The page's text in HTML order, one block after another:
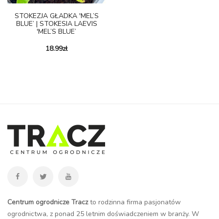
STOKEZJA GŁADKA 'MEL’S
BLUE’ | STOKESIA LAEVIS
'MEL’S BLUE’
18.99zł
Centrum ogrodnicze Traczto rodzinna firma pasjonatów
ogrodnictwa, z ponad 25 letnim doświadczeniem w branży. W